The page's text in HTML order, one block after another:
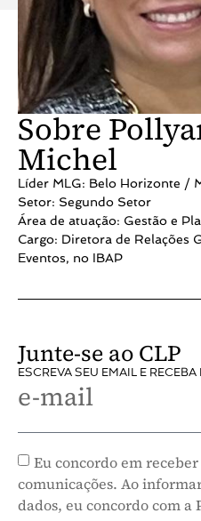
Sobre
Michel
Líder MLG: Belo Horizonte /
Setor: Segundo Setor
Área de atuação: Gestão e
Cargo: Diretora de Relações
Eventos, no IBAP
Junte-se ao CLP
ESCREVA SEU EMAIL E
e-mail
Eu concordo em receber
comunicações. Ao
dados, eu concordo com a